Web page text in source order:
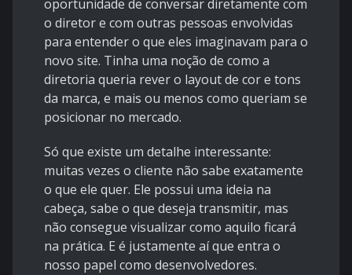
oportunidade de conversar diretamente com
o diretor e com outras pessoas envolvidas
para entender o que eles imaginavam para o
novo site. Tinha uma noção de como a
diretoria queria rever o layout de cor e tons
da marca, e mais ou menos como queriam se
posicionar no mercado.
Só que existe um detalhe interessante:
muitas vezes o cliente não sabe exatamente
o que ele quer. Ele possui uma ideia na
cabeça, sabe o que deseja transmitir, mas
não consegue visualizar como aquilo ficará
na prática. E é justamente aí que entra o
nosso papel como desenvolvedores.